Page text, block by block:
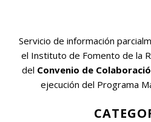
Servicio de información
el Instituto de Fomento de la
del Convenio de
ejecución del Programa